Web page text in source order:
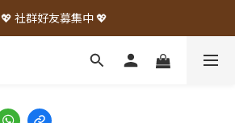
💖 社群好友募集中 💖